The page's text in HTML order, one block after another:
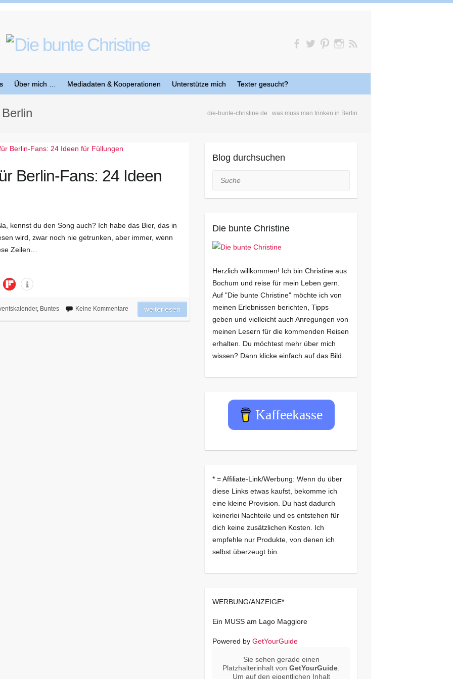
Über mich … Mediadaten & Kooperationen Unterstütze mich Texter gesucht?
die-bunte-christine.de was muss man trinken in Berlin
Berlin-Fans: 24 Ideen
kennst du den Song auch? Ich habe das Bier, das in
wird, zwar noch nie getrunken, aber immer, wenn
Zeilen…
, Buntes Keine Kommentare weiterlesen
Blog durchsuchen
Suche
Die bunte Christine
Herzlich willkommen! Ich bin Christine aus
Bochum und reise für mein Leben gern.
Auf "Die bunte Christine" möchte ich von
meinen Erlebnissen berichten, Tipps
geben und vielleicht auch Anregungen von
meinen Lesern für die kommenden Reisen
erhalten. Du möchtest mehr über mich
wissen? Dann klicke einfach auf das Bild.
Kaffeekasse
* = Affiliate-Link/Werbung: Wenn du über
diese Links etwas kaufst, bekomme ich
eine kleine Provision. Du hast dadurch
keinerlei Nachteile und es entstehen für
dich keine zusätzlichen Kosten. Ich
empfehle nur Produkte, von denen ich
selbst überzeugt bin.
WERBUNG/ANZEIGE*
Ein MUSS am Lago Maggiore
Powered by GetYourGuide
Sie sehen gerade einen
Platzhalterinhalt vonGetYourGuide
Um auf den eigentlichen Inhalt